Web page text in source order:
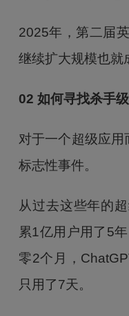
2025年，第二届
继续扩大规模也就
02 如何寻找杀手
对于一个超级应
标志性事件。
从过去这些年的
累1亿用户用了5
零2个月，
只用了7天。